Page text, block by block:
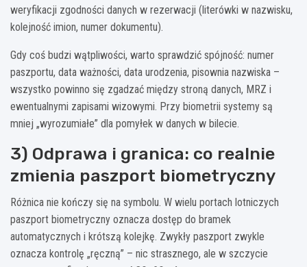
weryfikacji zgodności danych w rezerwacji (literówki w nazwisku,
kolejność imion, numer dokumentu).
Gdy coś budzi wątpliwości, warto sprawdzić spójność: numer
paszportu, data ważności, data urodzenia, pisownia nazwiska –
wszystko powinno się zgadzać między stroną danych, MRZ i
ewentualnymi zapisami wizowymi. Przy biometrii systemy są
mniej „wyrozumiałe” dla pomyłek w danych w bilecie.
3) Odprawa i granica: co realnie
zmienia paszport biometryczny
Różnica nie kończy się na symbolu. W wielu portach lotniczych
paszport biometryczny oznacza dostęp do bramek
automatycznych i krótszą kolejkę. Zwykły paszport zwykle
oznacza kontrolę „ręczną” – nic strasznego, ale w szczycie